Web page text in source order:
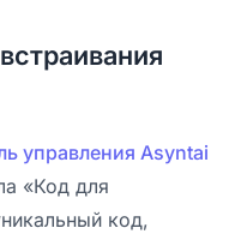
управления Asyntai
«Код для
код,